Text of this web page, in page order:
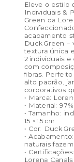
Eleve o estilo
Individuais &
Green da
acabamento
Duck Green
textura única
2 individuais
com
fibras.
alto padrão,
corporativos
• Marca:
• Material:
• Tamanho:
15 × 15 cm
• Cor: Duck
•
naturais
•
Lorena Canals